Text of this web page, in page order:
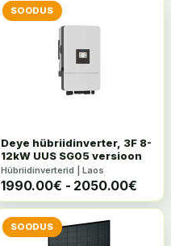
SOODUS
Deye hübriidinverter, 3F 8-
12kW UUS SG05 versioon
Hübriidinverterid | Laos
1990.00€ - 2050.00€
SOODUS